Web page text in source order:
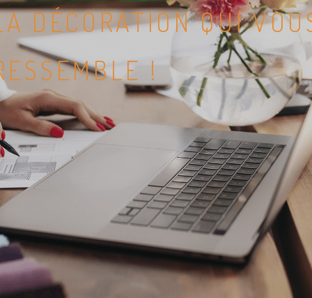
DÉCORATION QUI
!